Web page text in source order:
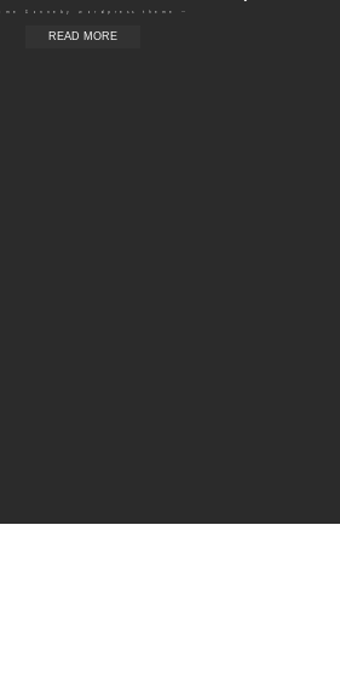
Ronneby wordpress theme —
READ MORE